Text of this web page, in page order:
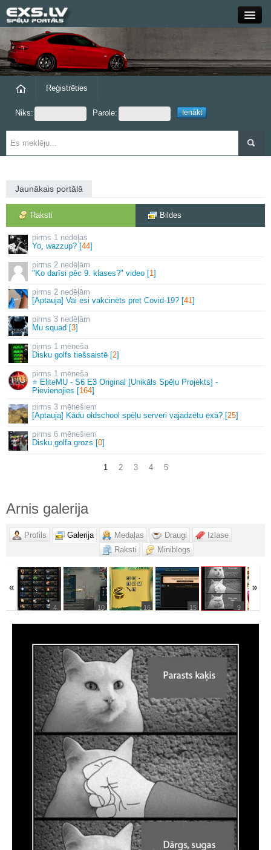
Grupas
Reģistrēties
Niks: Parole:
Jaunākais portālā
Raksti Bildes
1 nedēļas
Yo, wazzup? [44]
2 nedēļām
"Ko darīsi pēc 9. klases?" video [1]
2 nedēļām
[Aptauja] Vai esi vakcinēts pret Covid-19? [41]
3 nedēļām
Mu squad [3]
1 mēneša
Disku golfs tiešsaistē [2]
1 mēneša
⭐ EliteMU - S6 E3 Original [Unikāls Spēļu Projekts] -
Pievienojies [164]
3 mēnešiem
[Aptauja] Kādu oldschool spēļu serveri vajadzētu exā? [25]
6 mēnešiem
Disku golfa grozs [0]
1 2 3 4 5
Arnis galerija
Profils Galerija Medaļas Draugi
Izlase
Raksti
Miniblogs
«
4 10 16 15 9
»